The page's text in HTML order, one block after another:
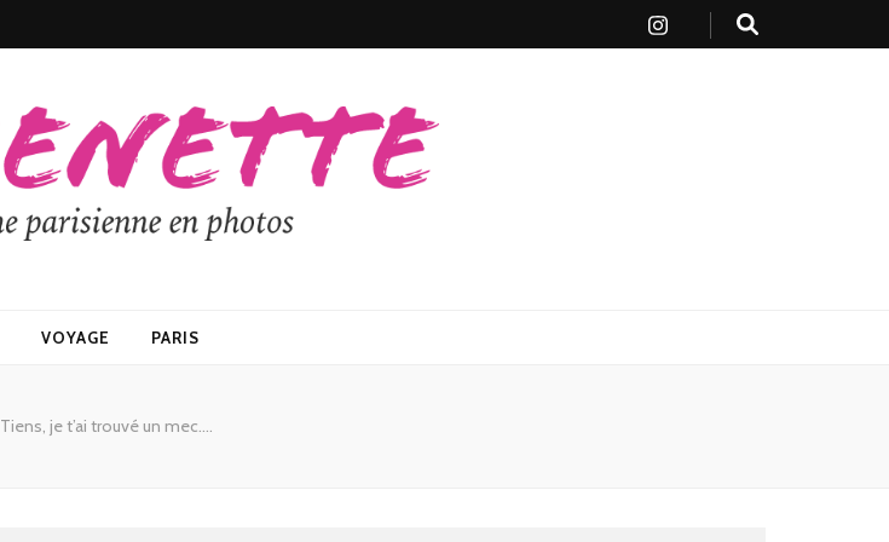
VOYAGE PARIS
Tiens, je t’ai trouvé un mec….